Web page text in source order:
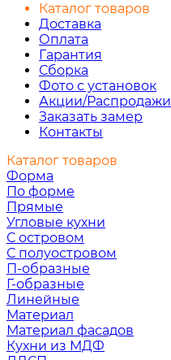
Каталог товаров
Доставка
Оплата
Гарантия
Сборка
Фото с установок
Акции/Распродажи
Заказать замер
Контакты
Каталог товаров
Форма
По форме
Прямые
Угловые кухни
С островом
С полуостровом
П-образные
Г-образные
Линейные
Материал
Материал фасадов
Кухни из МДФ